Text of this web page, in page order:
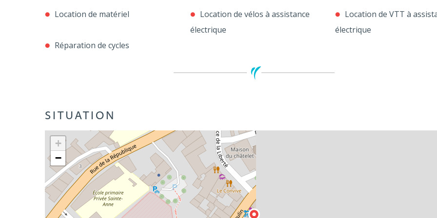
Location de matériel
Location de vélos à assistance
électrique
Location de VTT à
électrique
Réparation de cycles
SITUATION
+
−